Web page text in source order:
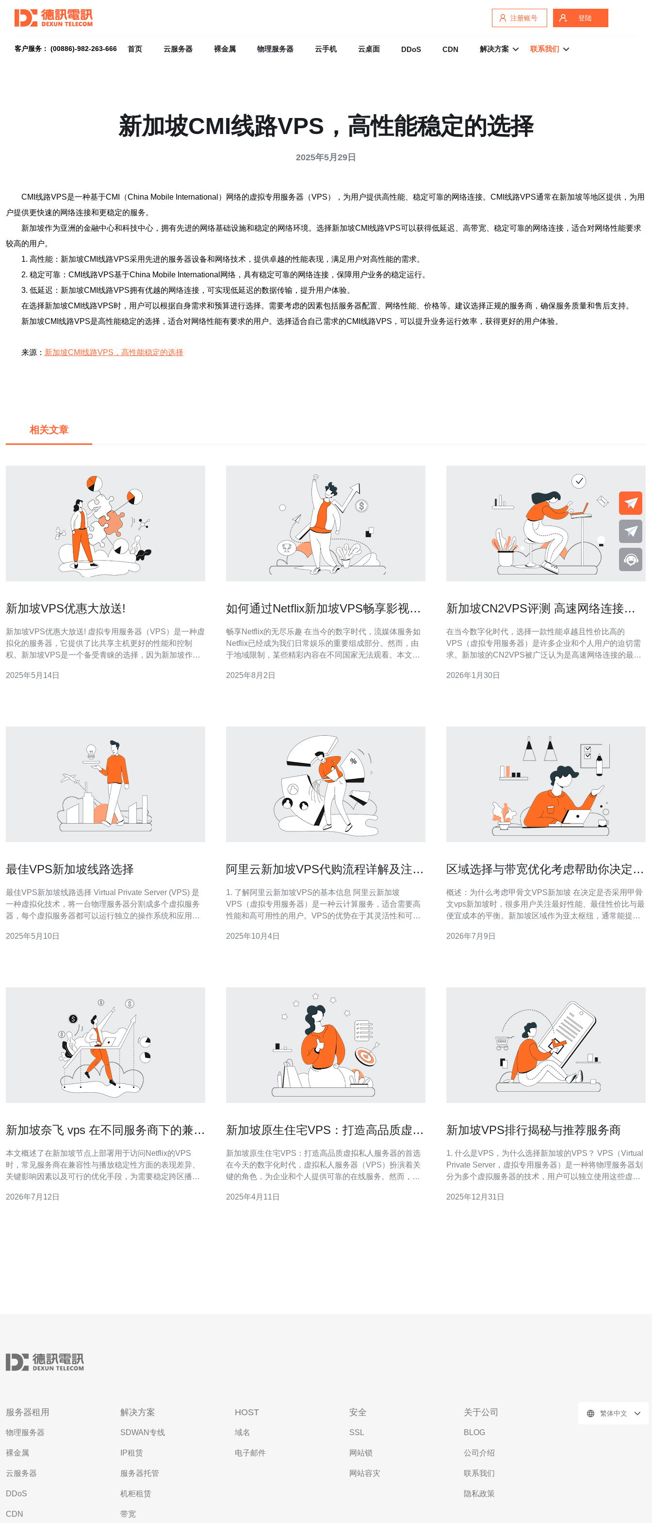
注册账号 登陆
客户服务： (00886)-982-263-666 首页 云服务器 裸金属 物理服务器 云手机 云桌面 DDoS CDN 解决方案 联系我们
新加坡CMI线路VPS，高性能稳定的选择
2025年5月29日
CMI线路VPS是一种基于CMI（China Mobile International）网络的虚拟专用服务器（VPS），为用户提供高性能、稳定可靠的网络连接。CMI线路VPS通常在新加坡等地区提供，为用
户提供更快速的网络连接和更稳定的服务。
新加坡作为亚洲的金融中心和科技中心，拥有先进的网络基础设施和稳定的网络环境。选择新加坡CMI线路VPS可以获得低延迟、高带宽、稳定可靠的网络连接，适合对网络性能要求
较高的用户。
1. 高性能：新加坡CMI线路VPS采用先进的服务器设备和网络技术，提供卓越的性能表现，满足用户对高性能的需求。
2. 稳定可靠：CMI线路VPS基于China Mobile International网络，具有稳定可靠的网络连接，保障用户业务的稳定运行。
3. 低延迟：新加坡CMI线路VPS拥有优越的网络连接，可实现低延迟的数据传输，提升用户体验。
在选择新加坡CMI线路VPS时，用户可以根据自身需求和预算进行选择。需要考虑的因素包括服务器配置、网络性能、价格等。建议选择正规的服务商，确保服务质量和售后支持。
新加坡CMI线路VPS是高性能稳定的选择，适合对网络性能有要求的用户。选择适合自己需求的CMI线路VPS，可以提升业务运行效率，获得更好的用户体验。
来源： 新加坡CMI线路VPS，高性能稳定的选择
相关文章
新加坡VPS优惠大放送!
新加坡VPS优惠大放送! 虚拟专用服务器（VPS）是一种虚
拟化的服务器，它提供了比共享主机更好的性能和控制
权。新加坡VPS是一个备受青睐的选择，因为新加坡作为
环境。 在这次VPS优惠大放送中，我们提供了多种优惠活
2025年5月14日
如何通过Netflix新加坡VPS畅享影视内
畅享Netflix的无尽乐趣 在当今的数字时代，流媒体服务如
Netflix已经成为我们日常娱乐的重要组成部分。然而，由
于地域限制，某些精彩内容在不同国家无法观看。本文将
下是我们为你准备的三大精华： 选择合适的新加坡VPS服
2025年8月2日
新加坡CN2VPS评测 高速网络连接的
在当今数字化时代，选择一款性能卓越且性价比高的
VPS（虚拟专用服务器）是许多企业和个人用户的迫切需
求。新加坡的CN2VPS被广泛认为是高速网络连接的最佳
具备一定的竞争力，让追求高效与经济的用户获得了理想
2026年1月30日
最佳VPS新加坡线路选择
最佳VPS新加坡线路选择 Virtual Private Server (VPS) 是
一种虚拟化技术，将一台物理服务器分割成多个虚拟服务
器，每个虚拟服务器都可以运行独立的操作系统和应用程
络连接速度，提高网站的访问速度和稳定性。 新加坡作为
2025年5月10日
阿里云新加坡VPS代购流程详解及注意
1. 了解阿里云新加坡VPS的基本信息 阿里云新加坡
VPS（虚拟专用服务器）是一种云计算服务，适合需要高
性能和高可用性的用户。VPS的优势在于其灵活性和可扩
前，您需要了解以下几点： 阿里云的不同VPS配置和价
2025年10月4日
区域选择与带宽优化考虑帮助你决定是
概述：为什么考虑甲骨文VPS新加坡 在决定是否采用甲骨
文vps新加坡时，很多用户关注最好性能、最佳性价比与最
便宜成本的平衡。新加坡区域作为亚太枢纽，通常能提供
宽优化与区域定价方面表现突出。本文将从区域选择与带
2026年7月9日
新加坡奈飞 vps 在不同服务商下的兼容
本文概述了在新加坡节点上部署用于访问Netflix的VPS
时，常见服务商在兼容性与播放稳定性方面的表现差异、
关键影响因素以及可行的优化手段，为需要稳定跨区播放
坡节点上对Netflix兼容性表现更好？ 一般来说，主流云厂
2026年7月12日
新加坡原生住宅VPS：打造高品质虚拟
新加坡原生住宅VPS：打造高品质虚拟私人服务器的首选
在今天的数字化时代，虚拟私人服务器（VPS）扮演着关
键的角色，为企业和个人提供可靠的在线服务。然而，选
原生住宅VPS，探讨其为什么成为打造高品质虚拟私人服
2025年4月11日
新加坡VPS排行揭秘与推荐服务商
1. 什么是VPS，为什么选择新加坡的VPS？ VPS（Virtual
Private Server，虚拟专用服务器）是一种将物理服务器划
分为多个虚拟服务器的技术，用户可以独立使用这些虚拟
坡地理位置优越，网络基础设施发达，是亚洲互联网的枢
2025年12月31日
服务器租用
物理服务器
裸金属
云服务器
DDoS
CDN
解决方案
SDWAN专线
IP租赁
服务器托管
机柜租赁
带宽
HOST
域名
电子邮件
安全
SSL
网站锁
网站容灾
关于公司
BLOG
公司介绍
联系我们
隐私政策
繁体中文